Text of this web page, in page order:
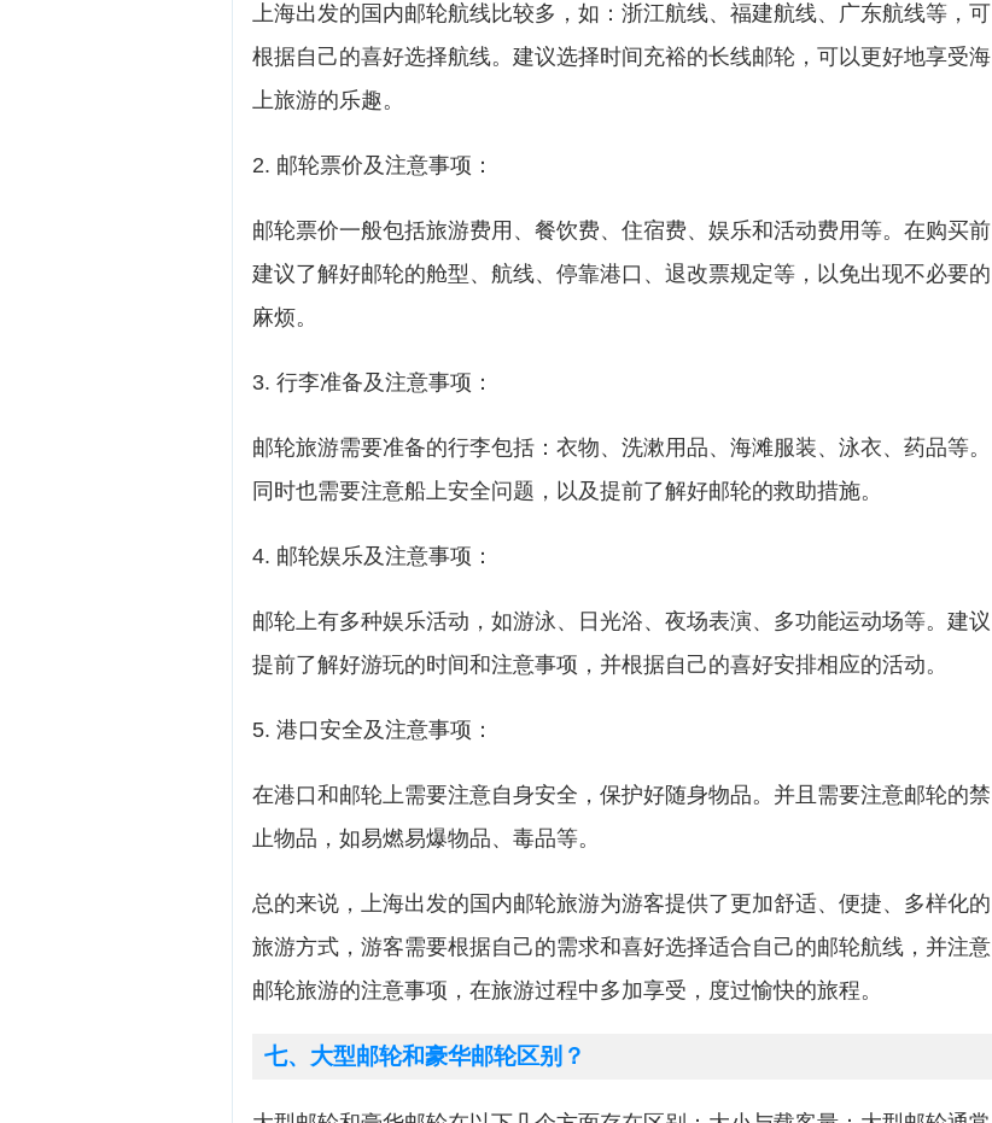
上海出发的国内邮轮航线比较多，如：浙江航线、福建航线、广东航线等，可
根据自己的喜好选择航线。建议选择时间充裕的长线邮轮，可以更好地享受海
上旅游的乐趣。
2. 邮轮票价及注意事项：
邮轮票价一般包括旅游费用、餐饮费、住宿费、娱乐和活动费用等。在购买前
建议了解好邮轮的舱型、航线、停靠港口、退改票规定等，以免出现不必要的
麻烦。
3. 行李准备及注意事项：
邮轮旅游需要准备的行李包括：衣物、洗漱用品、海滩服装、泳衣、药品等。
同时也需要注意船上安全问题，以及提前了解好邮轮的救助措施。
4. 邮轮娱乐及注意事项：
邮轮上有多种娱乐活动，如游泳、日光浴、夜场表演、多功能运动场等。建议
提前了解好游玩的时间和注意事项，并根据自己的喜好安排相应的活动。
5. 港口安全及注意事项：
在港口和邮轮上需要注意自身安全，保护好随身物品。并且需要注意邮轮的禁
止物品，如易燃易爆物品、毒品等。
总的来说，上海出发的国内邮轮旅游为游客提供了更加舒适、便捷、多样化的
旅游方式，游客需要根据自己的需求和喜好选择适合自己的邮轮航线，并注意
邮轮旅游的注意事项，在旅游过程中多加享受，度过愉快的旅程。
七、大型邮轮和豪华邮轮区别？